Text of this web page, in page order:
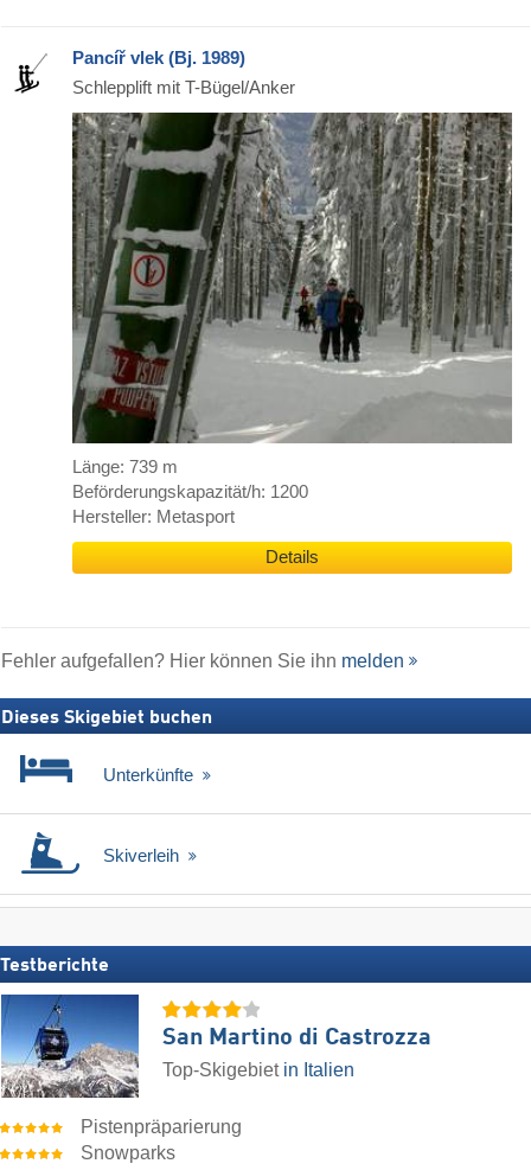
Pancíř vlek (Bj. 1989)
Schlepplift mit T-Bügel/Anker
Länge: 739 m
Beförderungskapazität/h: 1200
Hersteller: Metasport
Details
Fehler aufgefallen? Hier können Sie ihn melden
Dieses Skigebiet buchen
Unterkünfte
Skiverleih
Testberichte
San Martino di Castrozza
Top-Skigebiet in Italien
Pistenpräparierung
Snowparks